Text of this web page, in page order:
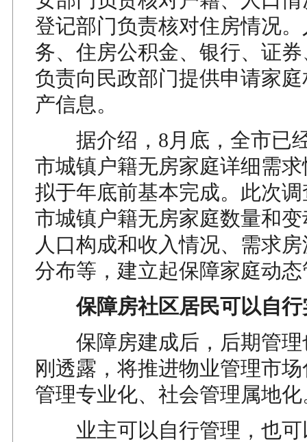
登记部门负责核对住房情况
务、住房公积金、银行、证
负责向民政部门提供申请家
产信息。
据介绍，8月底，全市已
市城镇户籍无房家庭详细需
拟于年底前基本完成。此次
市城镇户籍无房家庭数量和
人口构成和收入情况、需求
分布等，建立起保障家庭动
保障房社区居民可以自
保障房建成后，后期管理
刚透露，将推进物业管理市
管理专业化、社会管理属地化
业主可以自行管理，也可